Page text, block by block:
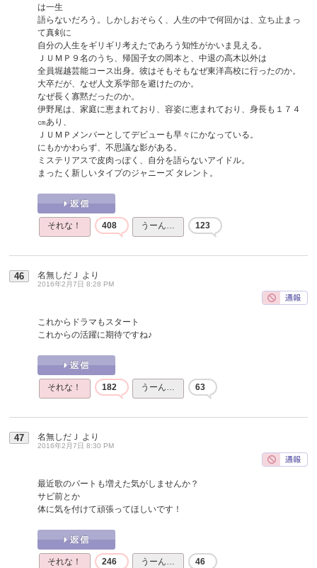
は一生
語らないだろう。しかしおそらく、人生の中で何回かは、立ち止まっ
て真剣に
自分の人生をギリギリ考えたであろう知性がかいま見える。
ＪＵＭＰ９名のうち、帰国子女の岡本と、中退の高木以外は
全員堀越芸能コース出身。彼はそもそもなぜ東洋高校に行ったのか。
大卒だが、なぜ人文系学部を避けたのか。
なぜ長く寡黙だったのか。
伊野尾は、家庭に恵まれており、容姿に恵まれており、身長も１７４
㎝あり、
ＪＵＭＰメンバーとしてデビューも早々にかなっている。
にもかかわらず、不思議な影がある。
ミステリアスで皮肉っぽく、自分を語らないアイドル。
まったく新しいタイプのジャニーズ タレント。
それな！ 408 うーん… 123
46 名無しだＪ より
2016年2月7日 8:28 PM
これからドラマもスタート
これからの活躍に期待ですね♪
それな！ 182 うーん… 63
47 名無しだＪ より
2016年2月7日 8:30 PM
最近歌のパートも増えた気がしませんか？
サビ前とか
体に気を付けて頑張ってほしいです！
それな！ 246 うーん… 46